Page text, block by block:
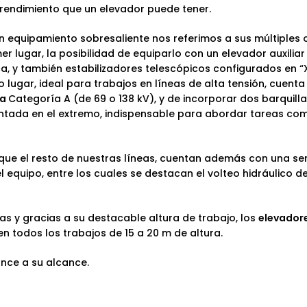
que un elevador puede tener.
equipamiento sobresaliente nos referimos a sus múltiples
lugar, la posibilidad de equiparlo con un elevador
y también estabilizadores telescópicos configurados en
lugar, ideal para trabajos en líneas de alta tensión,
Categoría A (de 69 o 138 kV), y de incorporar dos
en el extremo, indispensable para abordar tareas
el resto de nuestras líneas, cuentan además con una
equipo, entre los cuales se destacan el volteo hidráulico
y gracias a su destacable altura de trabajo, los
todos los trabajos de 15 a 20 m de altura.
a su alcance.